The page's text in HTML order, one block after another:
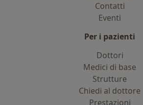
Contatti
Eventi
Per i pazienti
Dottori
Medici di base
Strutture
Chiedi al dottore
Prestazioni